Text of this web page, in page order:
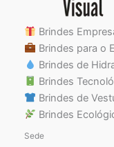
Brindes
Brindes para o
Brindes de
Brindes
Brindes de
Brindes
Sede